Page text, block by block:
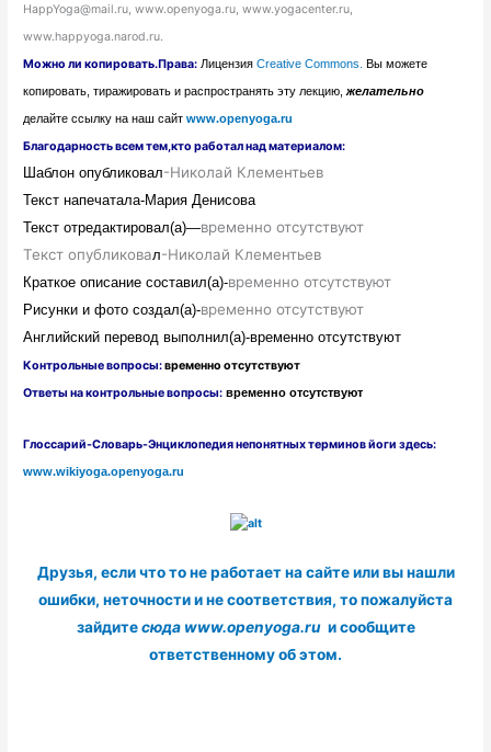
HappYoga@mail.ru, www.openyoga.ru, www.yogacenter.ru,
www.happyoga.narod.ru.
Можно ли копировать.Права: ЛицензияCreative Commons. Вы можете
копировать, тиражировать и распространять эту лекцию, желательно
делайте ссылку на наш сайтwww.openyoga.ru
Благодарность всем тем,кто работал над материалом:
Шаблонопубликовал-Николай Клементьев
Текст напечатала-Мария Денисова
Текст отредактировал(а)—временно отсутствуют
Текст опубликовал-Николай Клементьев
Краткое описание составил(а)-временно отсутствуют
Рисунки и фото создал(а)-временно отсутствуют
Английский перевод выполнил(а)-временно отсутствуют
Контрольные вопросы:временно отсутствуют
Ответы на контрольные вопросы: временно отсутствуют
Глоссарий-Словарь-Энциклопедия непонятных терминов йоги здесь:
www.wikiyoga.openyoga.ru
Друзья, если что то не работает на сайте или вы нашли
ошибки, неточности и не соответствия, то пожалуйста
зайдитесюда www.openyoga.ruи сообщите
ответственному об этом.